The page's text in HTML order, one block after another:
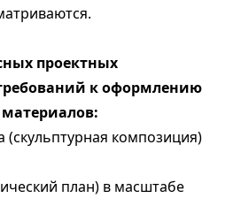
проектных
к оформлению
(скульптурная композиция)
план) в масштабе